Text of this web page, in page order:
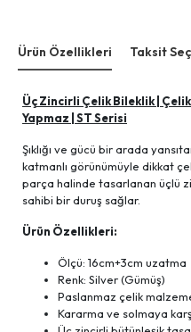
Ürün Özellikleri Taksit
Üç Zincirli Çelik Bileklik |
Yapmaz | ST Serisi
Şıklığı ve gücü bir arada
katmanlı görünümüyle dikkat
parça halinde tasarlanan üçlü
sahibi bir duruş sağlar.
Ürün Özellikleri:
Ölçü: 16cm+3cm uzatma
Renk: Silver (Gümüş)
Paslanmaz çelik
Kararma ve solmaya